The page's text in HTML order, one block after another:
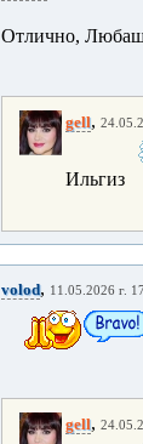
Отлично,
gell,
Ильгиз
volod, 11.05.2026 г.
gell,